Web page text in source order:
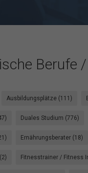
Berufe
Ausbildungsplätze (111)
Duales Studium (776)
Ernährungsberater (18)
Fitnesstrainer / Fitness